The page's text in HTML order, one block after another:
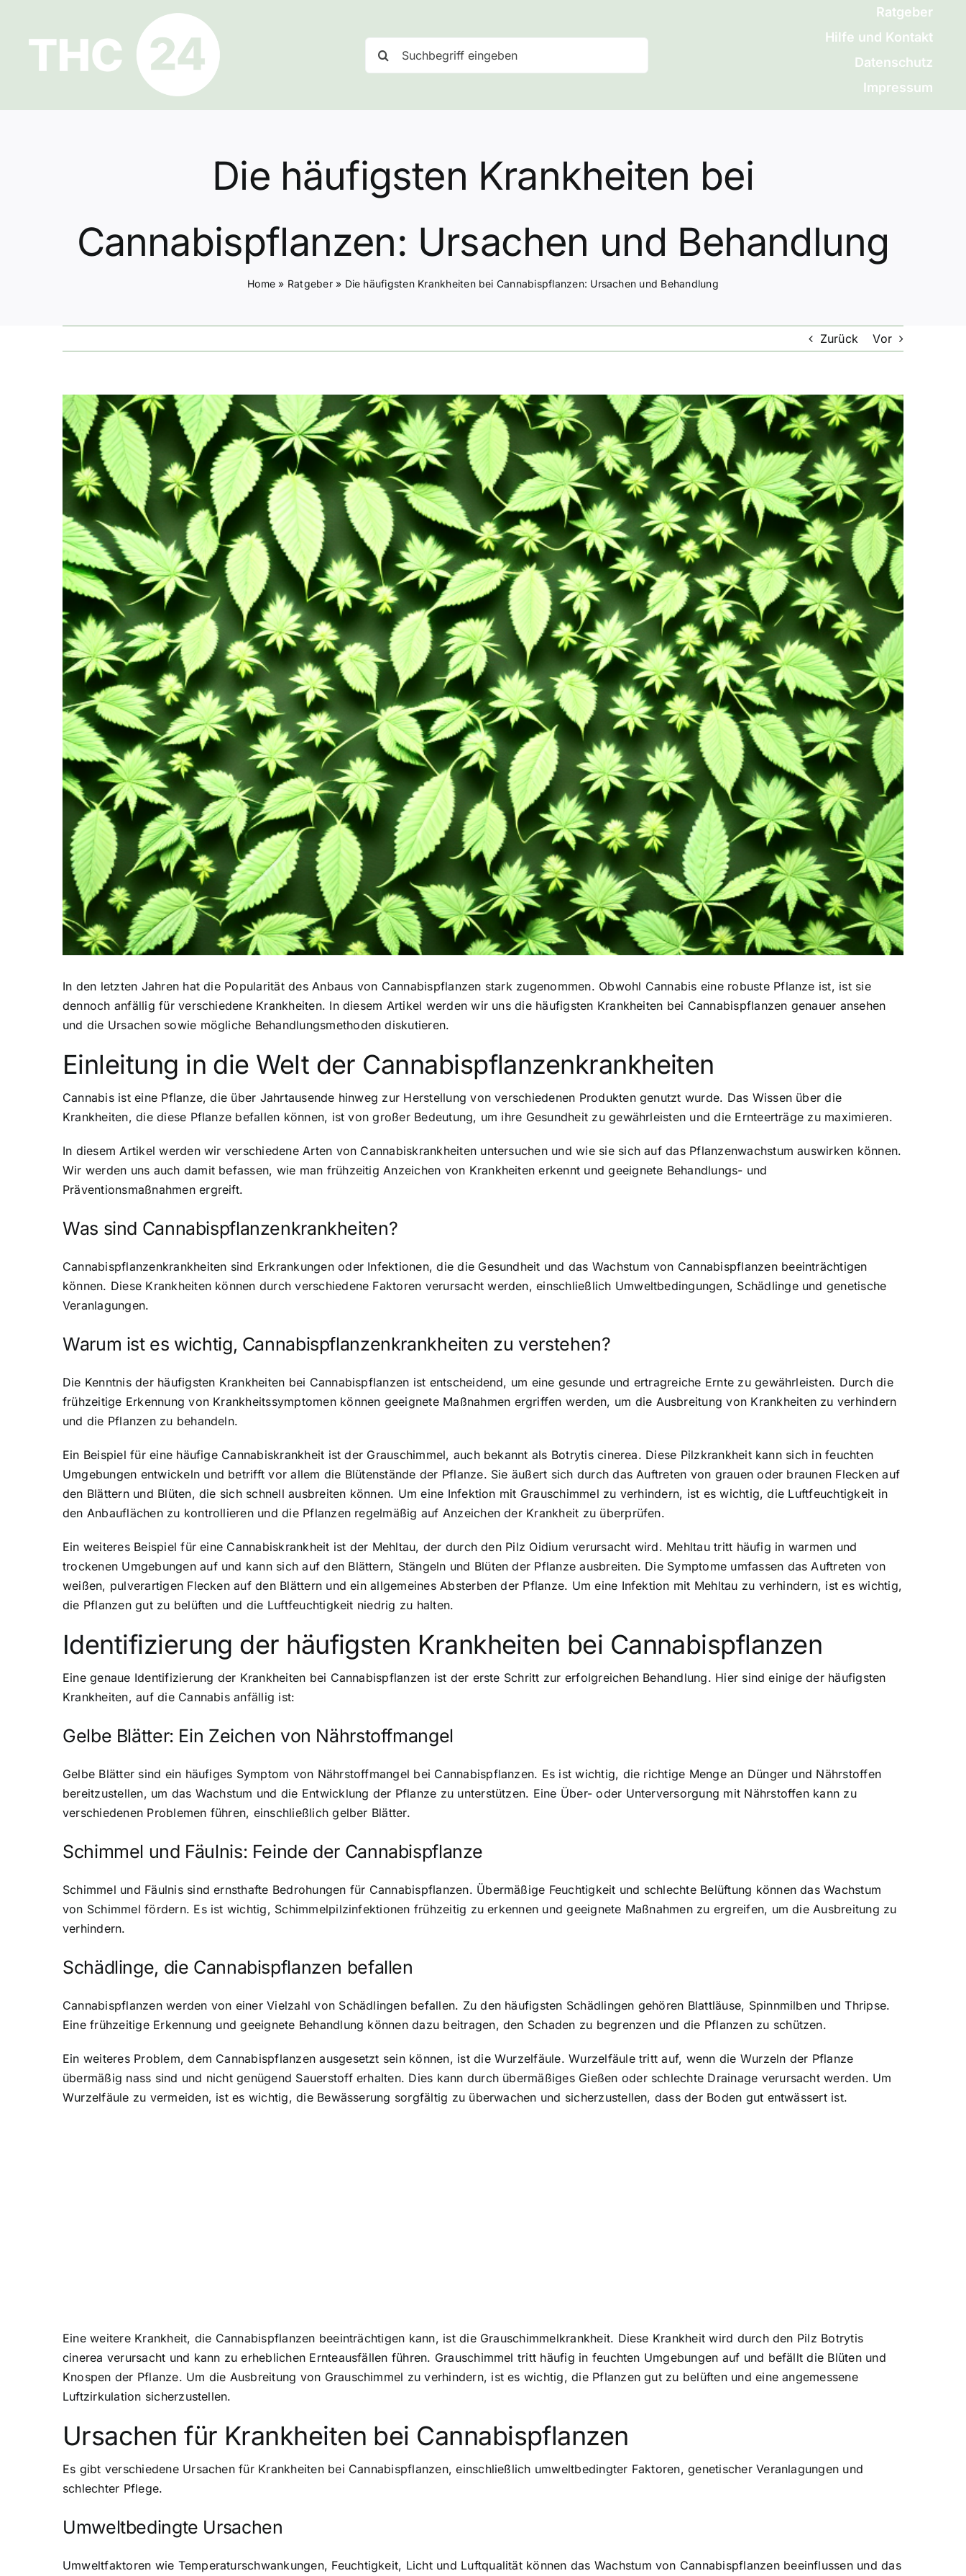
springen
nach:
Ratgeber
Hilfe und Kontakt
Datenschutz
Impressum
Die häufigsten Krankheiten bei
Cannabispflanzen: Ursachen und Behandlung
Home » Ratgeber» Die häufigsten Krankheiten bei Cannabispflanzen: Ursachen und Behandlung
Zurück Vor
Zeige
grösseres
Bild
In den letzten Jahren hat die Popularität des Anbaus von Cannabispflanzen stark zugenommen. Obwohl Cannabis eine robuste Pflanze ist, ist sie
dennoch anfällig für verschiedene Krankheiten. In diesem Artikel werden wir uns die häufigsten Krankheiten bei Cannabispflanzen genauer ansehen
und die Ursachen sowie mögliche Behandlungsmethoden diskutieren.
Einleitung in die Welt der Cannabispflanzenkrankheiten
Cannabis ist eine Pflanze, die über Jahrtausende hinweg zur Herstellung von verschiedenen Produkten genutzt wurde. Das Wissen über die
Krankheiten, die diese Pflanze befallen können, ist von großer Bedeutung, um ihre Gesundheit zu gewährleisten und die Ernteerträge zu maximieren.
In diesem Artikel werden wir verschiedene Arten von Cannabiskrankheiten untersuchen und wie sie sich auf das Pflanzenwachstum auswirken können.
Wir werden uns auch damit befassen, wie man frühzeitig Anzeichen von Krankheiten erkennt und geeignete Behandlungs- und
Präventionsmaßnahmen ergreift.
Was sind Cannabispflanzenkrankheiten?
Cannabispflanzenkrankheiten sind Erkrankungen oder Infektionen, die die Gesundheit und das Wachstum von Cannabispflanzen beeinträchtigen
können. Diese Krankheiten können durch verschiedene Faktoren verursacht werden, einschließlich Umweltbedingungen, Schädlinge und genetische
Veranlagungen.
Warum ist es wichtig, Cannabispflanzenkrankheiten zu verstehen?
Die Kenntnis der häufigsten Krankheiten bei Cannabispflanzen ist entscheidend, um eine gesunde und ertragreiche Ernte zu gewährleisten. Durch die
frühzeitige Erkennung von Krankheitssymptomen können geeignete Maßnahmen ergriffen werden, um die Ausbreitung von Krankheiten zu verhindern
und die Pflanzen zu behandeln.
Ein Beispiel für eine häufige Cannabiskrankheit ist der Grauschimmel, auch bekannt als Botrytis cinerea. Diese Pilzkrankheit kann sich in feuchten
Umgebungen entwickeln und betrifft vor allem die Blütenstände der Pflanze. Sie äußert sich durch das Auftreten von grauen oder braunen Flecken auf
den Blättern und Blüten, die sich schnell ausbreiten können. Um eine Infektion mit Grauschimmel zu verhindern, ist es wichtig, die Luftfeuchtigkeit in
den Anbauflächen zu kontrollieren und die Pflanzen regelmäßig auf Anzeichen der Krankheit zu überprüfen.
Ein weiteres Beispiel für eine Cannabiskrankheit ist der Mehltau, der durch den Pilz Oidium verursacht wird. Mehltau tritt häufig in warmen und
trockenen Umgebungen auf und kann sich auf den Blättern, Stängeln und Blüten der Pflanze ausbreiten. Die Symptome umfassen das Auftreten von
weißen, pulverartigen Flecken auf den Blättern und ein allgemeines Absterben der Pflanze. Um eine Infektion mit Mehltau zu verhindern, ist es wichtig,
die Pflanzen gut zu belüften und die Luftfeuchtigkeit niedrig zu halten.
Identifizierung der häufigsten Krankheiten bei Cannabispflanzen
Eine genaue Identifizierung der Krankheiten bei Cannabispflanzen ist der erste Schritt zur erfolgreichen Behandlung. Hier sind einige der häufigsten
Krankheiten, auf die Cannabis anfällig ist:
Gelbe Blätter: Ein Zeichen von Nährstoffmangel
Gelbe Blätter sind ein häufiges Symptom von Nährstoffmangel bei Cannabispflanzen. Es ist wichtig, die richtige Menge an Dünger und Nährstoffen
bereitzustellen, um das Wachstum und die Entwicklung der Pflanze zu unterstützen. Eine Über- oder Unterversorgung mit Nährstoffen kann zu
verschiedenen Problemen führen, einschließlich gelber Blätter.
Schimmel und Fäulnis: Feinde der Cannabispflanze
Schimmel und Fäulnis sind ernsthafte Bedrohungen für Cannabispflanzen. Übermäßige Feuchtigkeit und schlechte Belüftung können das Wachstum
von Schimmel fördern. Es ist wichtig, Schimmelpilzinfektionen frühzeitig zu erkennen und geeignete Maßnahmen zu ergreifen, um die Ausbreitung zu
verhindern.
Schädlinge, die Cannabispflanzen befallen
Cannabispflanzen werden von einer Vielzahl von Schädlingen befallen. Zu den häufigsten Schädlingen gehören Blattläuse, Spinnmilben und Thripse.
Eine frühzeitige Erkennung und geeignete Behandlung können dazu beitragen, den Schaden zu begrenzen und die Pflanzen zu schützen.
Ein weiteres Problem, dem Cannabispflanzen ausgesetzt sein können, ist die Wurzelfäule. Wurzelfäule tritt auf, wenn die Wurzeln der Pflanze
übermäßig nass sind und nicht genügend Sauerstoff erhalten. Dies kann durch übermäßiges Gießen oder schlechte Drainage verursacht werden. Um
Wurzelfäule zu vermeiden, ist es wichtig, die Bewässerung sorgfältig zu überwachen und sicherzustellen, dass der Boden gut entwässert ist.
Eine weitere Krankheit, die Cannabispflanzen beeinträchtigen kann, ist die Grauschimmelkrankheit. Diese Krankheit wird durch den Pilz Botrytis
cinerea verursacht und kann zu erheblichen Ernteausfällen führen. Grauschimmel tritt häufig in feuchten Umgebungen auf und befällt die Blüten und
Knospen der Pflanze. Um die Ausbreitung von Grauschimmel zu verhindern, ist es wichtig, die Pflanzen gut zu belüften und eine angemessene
Luftzirkulation sicherzustellen.
Ursachen für Krankheiten bei Cannabispflanzen
Es gibt verschiedene Ursachen für Krankheiten bei Cannabispflanzen, einschließlich umweltbedingter Faktoren, genetischer Veranlagungen und
schlechter Pflege.
Umweltbedingte Ursachen
Umweltfaktoren wie Temperaturschwankungen, Feuchtigkeit, Licht und Luftqualität können das Wachstum von Cannabispflanzen beeinflussen und das